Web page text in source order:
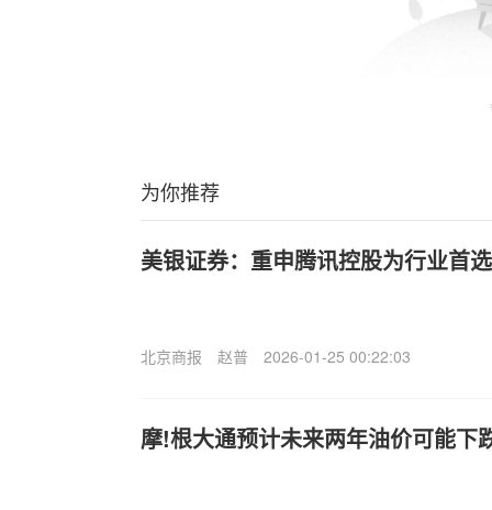
为你推荐
美银证券：重申腾讯控股为行业首
北京商报 赵普 2026-01-25 00:22:03
摩!根大通预计未来两年油价可能下